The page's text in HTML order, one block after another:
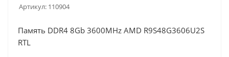
Артикул: 110904
Память DDR4 8Gb 3600MHz AMD R9S48G3606U2S
RTL